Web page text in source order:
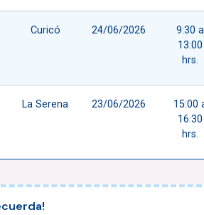
Curicó 24/06/2026
9:30 a
13:00
hrs.
La Serena 23/06/2026
15:00
16:30
hrs.